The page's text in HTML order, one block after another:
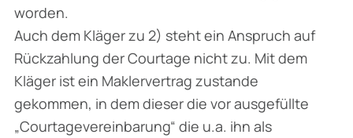
worden.
Auch dem Kläger zu 2) steht ein Anspruch auf
Rückzahlung der Courtage nicht zu. Mit dem
Kläger ist ein Maklervertrag zustande
gekommen, in dem dieser die vor ausgefüllte
„Courtagevereinbarung“ die u.a. ihn als